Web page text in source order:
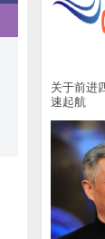
关于前进
速起航